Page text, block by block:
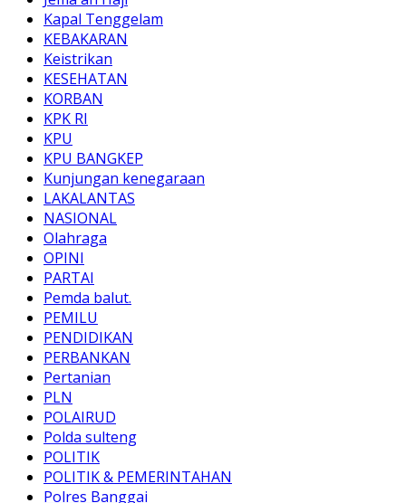
Kapal Tenggelam
KEBAKARAN
Keistrikan
KESEHATAN
KORBAN
KPK RI
KPU
KPU BANGKEP
Kunjungan kenegaraan
LAKALANTAS
NASIONAL
Olahraga
OPINI
PARTAI
Pemda balut.
PEMILU
PENDIDIKAN
PERBANKAN
Pertanian
PLN
POLAIRUD
Polda sulteng
POLITIK
POLITIK & PEMERINTAHAN
Polres Banggai